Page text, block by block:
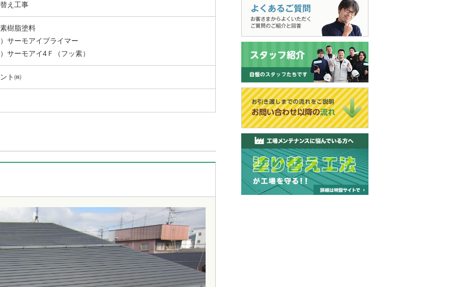
え工事
樹脂塗料
サーモアイプライマー
サーモアイ4Ｆ（フッ素）
ト㈱